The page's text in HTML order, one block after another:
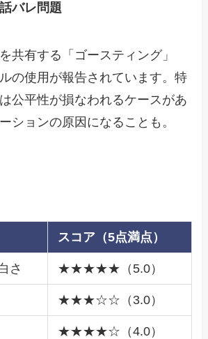
バレ問題
共有する「ゴースティング」
の使用が報告されています。特
公平性が損なわれるケースがあ
ションの原因になることも。
スコア（5点満点）
さ ★★★★★（5.0）
★★★☆☆（3.0）
★★★★☆（4.0）